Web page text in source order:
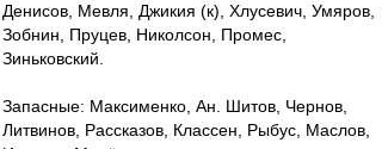
Денисов, Мевля, Джикия (к), Хлусевич, Умяров,
Зобнин, Пруцев, Николсон, Промес,
Зиньковский.
Запасные: Максименко, Ан. Шитов, Чернов,
Литвинов, Рассказов, Классен, Рыбус, Маслов,